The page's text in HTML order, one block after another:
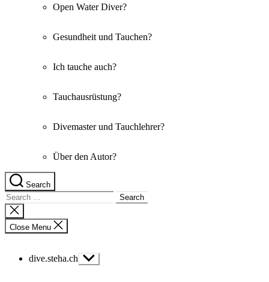
Open Water Diver?
Gesundheit und Tauchen?
Ich tauche auch?
Tauchausrüstung?
Divemaster und Tauchlehrer?
Über den Autor?
Search
Search
for:
Close
search
Close Menu
dive.steha.ch Show
sub